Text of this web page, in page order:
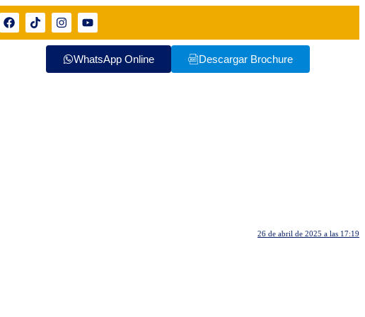
WhatsApp Online Descargar Brochure
26 de abril de 2025 a las 17:19